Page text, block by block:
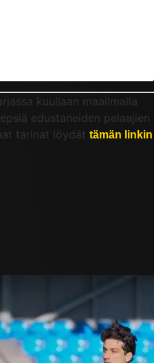
kuullaan maailmalla
edustaneiden pelaajien
tarinat löydät tämän linkin